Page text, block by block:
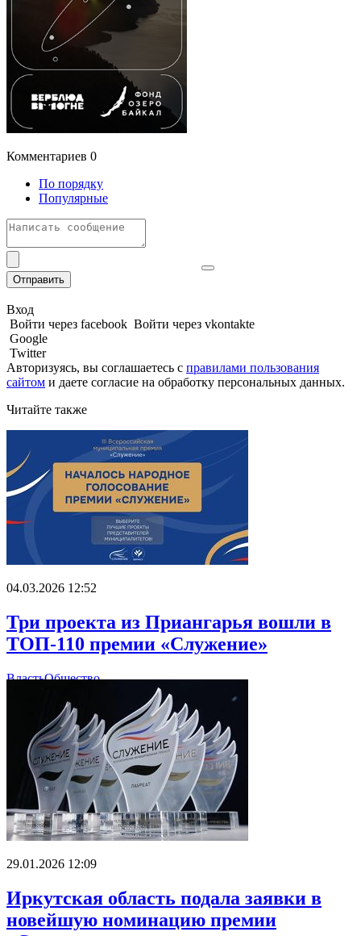
Комментариев 0
По порядку
Популярные
Отправить
Вход
Войти через facebook Войти через vkontakte
Google
Twitter
Авторизуясь, вы соглашаетесь с правилами пользования
сайтом и даете согласие на обработку персональных данных.
Читайте также
04.03.2026 12:52
Три проекта из Приангарья вошли в
ТОП-110 премии «Служение»
ВластьОбщество
29.01.2026 12:09
Иркутская область подала заявки в
новейшую номинацию премии